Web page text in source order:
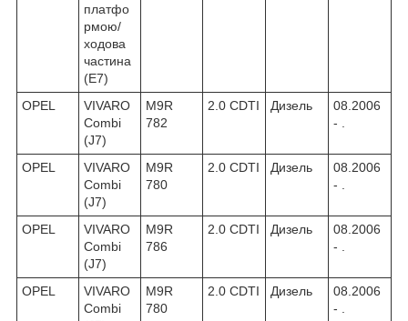
платфо
рмою/
ходова
частина
(E7)
OPEL
VIVARO
Combi
(J7)
M9R
782
2.0 CDTI Дизель
08.2006
- .
OPEL
VIVARO
Combi
(J7)
M9R
780
2.0 CDTI Дизель
08.2006
- .
OPEL
VIVARO
Combi
(J7)
M9R
786
2.0 CDTI Дизель
08.2006
- .
OPEL
VIVARO
Combi
M9R
780
2.0 CDTI Дизель
08.2006
- .